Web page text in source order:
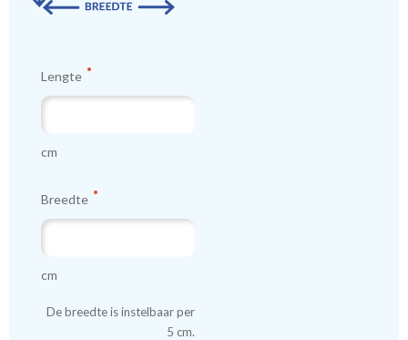
Lengte
cm
Breedte
cm
De breedte is instelbaar per
5 cm.